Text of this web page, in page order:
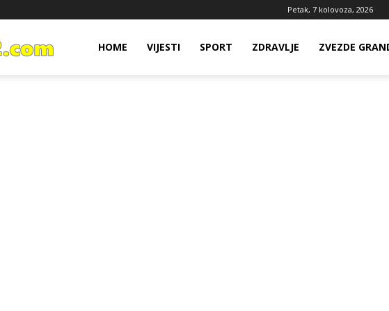
Petak, 7 kolovoza, 2026
HOME VIJESTI SPORT ZDRAVLJE ZVEZDE